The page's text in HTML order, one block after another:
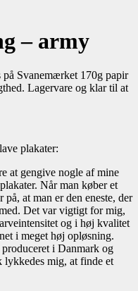
– army
på Svanemærket 170g papir
Lagervare og klar til at
plakater:
at gengive nogle af mine
Når man køber et
at man er den eneste, der
Det var vigtigt for mig,
og i høj kvalitet
i meget høj opløsning.
i Danmark og
lykkedes mig, at finde et